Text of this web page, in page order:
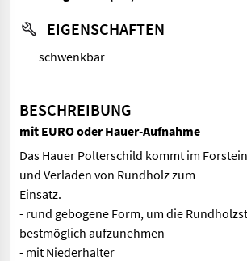
EIGENSCHAFTEN
schwenkbar
BESCHREIBUNG
mit EURO oder Hauer-Aufnahme
Das Hauer Polterschild kommt im
und Verladen von Rundholz zum
Einsatz.
- rund gebogene Form, um die
bestmöglich aufzunehmen
- mit Niederhalter